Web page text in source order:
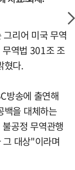
리어 미국 무역
역법 301조 조
혔다.
방송에 출연해
백을 대체하는
공정 무역관행
대상"이라며